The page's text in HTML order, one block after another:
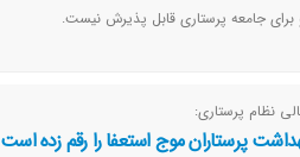
برای جامعه پرستاری قابل پذیرش نیست.
نظام پرستاری:
پرستاران موج استعفا را رقم زده است